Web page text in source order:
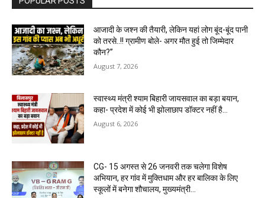
आजादी के जश्न की तैयारी, लेकिन यहां लोग बूंद-बूंद पानी
को तरसे..!! ग्रामीण बोले- अगर मौत हुई तो जिम्मेदार
कौन?”
August 7, 2026
स्वास्थ्य मंत्री श्याम बिहारी जायसवाल का बड़ा बयान,
कहा- प्रदेश में कोई भी झोलाछाप डॉक्टर नहीं है…
August 6, 2026
CG- 15 अगस्त से 26 जनवरी तक चलेगा विशेष
अभियान, हर गांव में मुक्तिधाम और हर बालिका के लिए
स्कूलों में बनेगा शौचालय, मुख्यमंत्री...